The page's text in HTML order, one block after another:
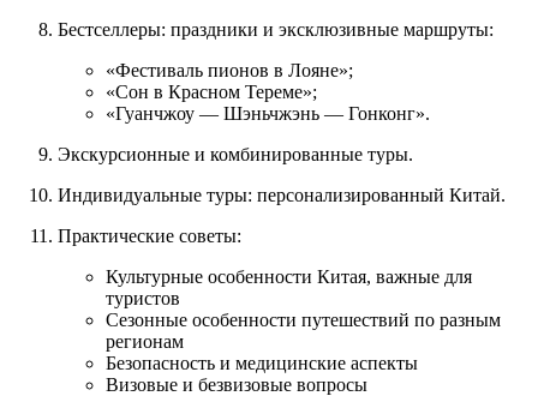
Бестселлеры: праздники и эксклюзивные маршруты:
«Фестиваль пионов в Лояне»;
«Сон в Красном Тереме»;
«Гуанчжоу — Шэньчжэнь — Гонконг».
Экскурсионные и комбинированные туры.
Индивидуальные туры: персонализированный Китай.
Практические советы:
Культурные особенности Китая, важные для
туристов
Сезонные особенности путешествий по разным
регионам
Безопасность и медицинские аспекты
Визовые и безвизовые вопросы